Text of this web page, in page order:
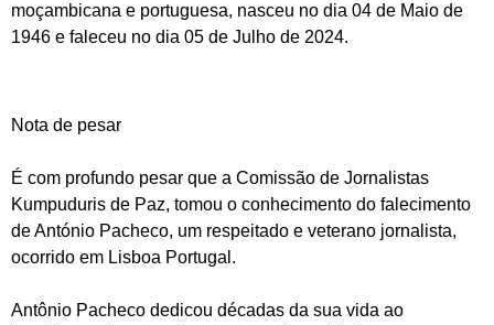
moçambicana e portuguesa, nasceu no dia 04 de Maio de
1946 e faleceu no dia 05 de Julho de 2024.
Nota de pesar
É com profundo pesar que a Comissão de Jornalistas
Kumpuduris de Paz, tomou o conhecimento do falecimento
de António Pacheco, um respeitado e veterano jornalista,
ocorrido em Lisboa Portugal.
Antônio Pacheco dedicou décadas da sua vida ao